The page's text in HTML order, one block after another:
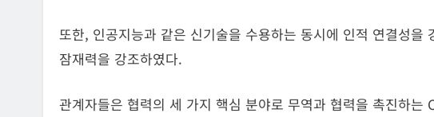
또한, 인공지능과 같은 신기술을 수용하는 동시에 인적 연결성을
잠재력을 강조하였다.
관계자들은 협력의 세 가지 핵심 분야로 무역과 협력을 촉진하는